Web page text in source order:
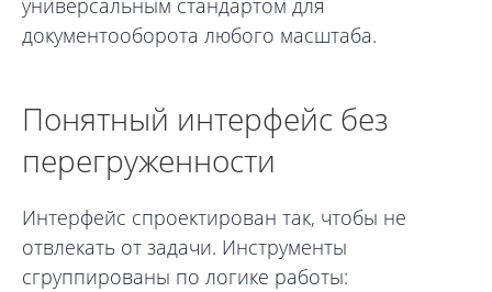
универсальным стандартом для
документооборота любого масштаба.
Понятный интерфейс без
перегруженности
Интерфейс спроектирован так, чтобы не
отвлекать от задачи. Инструменты
сгруппированы по логике работы: